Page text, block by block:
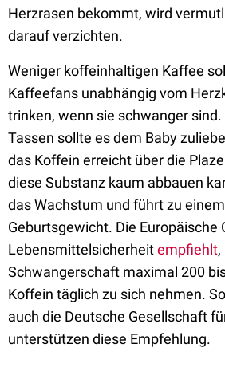
Herzrasen bekommt, wird
darauf verzichten.
Weniger koffeinhaltigen Kaffee
Kaffeefans unabhängig vom
trinken, wenn sie schwanger
Tassen sollte es dem Baby
das Koffein erreicht über die
diese Substanz kaum abbauen
das Wachstum und führt zu
Geburtsgewicht. Die Europäische
Lebensmittelsicherheitempfiehlt,
Schwangerschaft maximal 200
Koffein täglich zu sich nehmen.
auch die Deutsche Gesellschaft
unterstützen diese Empfehlung.